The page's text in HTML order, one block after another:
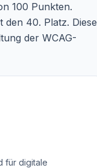
100 Punkten.
den 40. Platz. Diese
der WCAG-
für digitale